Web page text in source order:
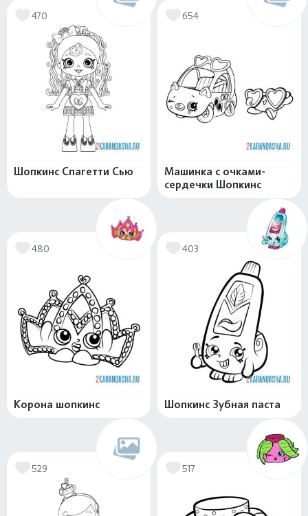
470
Шопкинс Спагетти Сью
654
Машинка с очками-
сердечки Шопкинс
480
Корона шопкинс
403
Шопкинс Зубная паста
529 517